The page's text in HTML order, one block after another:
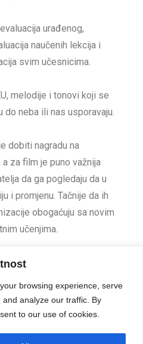
browsing experience, serve
analyze our traffic. By
to our use of cookies.
urađenog,
naučenih lekcija i
svim učesnicima.
melodije i tonovi koji se
neba ili nas usporavaju.
dobiti nagradu na
za film je puno važnija
da ga pogledaju da u
i promjenu. Tačnije da ih
obogaćuju sa novim
učenjima.
Program “Digitalna Evropa” – mogućnosti i način učešća Kako ojačati ljepilo koje drži ljude u organizacijama?